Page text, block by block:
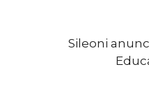
Sileoni